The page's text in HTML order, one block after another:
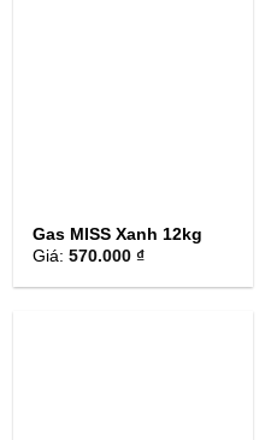
Gas MISS Xanh 12kg
Giá:570.000 ₫